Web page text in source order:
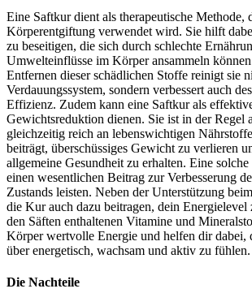
Eine Saftkur dient als therapeutische Methode,
Körperentgiftung verwendet wird. Sie hilft
zu beseitigen, die sich durch schlechte
Umwelteinflüsse im Körper ansammeln
Entfernen dieser schädlichen Stoffe reinigt sie
Verdauungssystem, sondern verbessert auch
Effizienz. Zudem kann eine Saftkur als
Gewichtsreduktion dienen. Sie ist in der Regel
gleichzeitig reich an lebenswichtigen
beiträgt, überschüssiges Gewicht zu verlieren
allgemeine Gesundheit zu erhalten. Eine
einen wesentlichen Beitrag zur Verbesserung
Zustands leisten. Neben der Unterstützung
die Kur auch dazu beitragen, dein Energielevel
den Säften enthaltenen Vitamine und
Körper wertvolle Energie und helfen dir dabei,
über energetisch, wachsam und aktiv zu fühlen.
Die Nachteile